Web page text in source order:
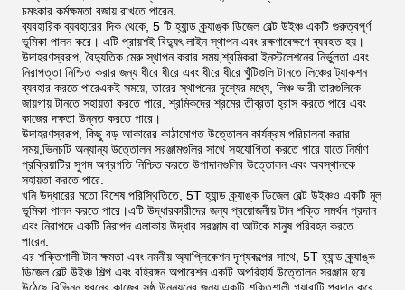
চমৎকার কর্মক্ষমতা বজায় রাখতে পারেন.
ব্যবহারিক ব্যবহারের দিক থেকে, 5 টি হ্যান্ড ক্র্যাঙ্ক ডিজেল বেল্ট উইঞ্চ একটি গুরুত্বপূর্ণ
ভূমিকা পালন করে। এটি প্রায়শই বিদ্যুৎ লাইন স্থাপন এবং রক্ষণাবেক্ষণে ব্যবহৃত হয়।
উদাহরণস্বরূপ, বৈদ্যুতিক মেরু স্থাপন করার সময়,শ্রমিকরা ইনস্টলেশনের নির্ভুলতা এবং
নিরাপত্তা নিশ্চিত করার জন্য ধীরে ধীরে এবং ধীরে ধীরে খুঁটিগুলি টানতে লিঞ্চের ট্যাকশন
ব্যবহার করতে পারেএকই সময়ে, তারের স্থাপনের দৃশ্যের মধ্যে, লিঞ্চ ভারী তারগুলিকে
জায়গায় টানতে সহায়তা করতে পারে, শ্রমিকদের শ্রমের তীব্রতা হ্রাস করতে পারে এবং
কাজের দক্ষতা উন্নত করতে পারে।
উদাহরণস্বরূপ, কিছু বড় আকারের কাঠামোগত উত্তোলন কার্যক্রম পরিচালনা করার
সময়,ভিনচটি অন্যান্য উত্তোলন সরঞ্জামগুলির সাথে সহযোগিতা করতে পারে যাতে নির্মাণ
প্রক্রিয়াটির সুগম অগ্রগতি নিশ্চিত করতে উপাদানগুলির উত্তোলন এবং অবস্থানকে
সহায়তা করতে পারে.
খনি উদ্ধারের মতো বিশেষ পরিস্থিতিতে, 5T হ্যান্ড ক্র্যাঙ্ক ডিজেল বেল্ট উইঞ্চও একটি মূল
ভূমিকা পালন করতে পারে।এটি উদ্ধারকারীদের জন্য প্রয়োজনীয় টান শক্তি সমর্থন প্রদান
এবং নিরাপদে একটি নিরাপদ এলাকায় উদ্ধার সরঞ্জাম বা আটকে মানুষ পরিবহন করতে
পারেন.
এর শক্তিশালী টান ক্ষমতা এবং নমনীয় অ্যাপ্লিকেশন দৃশ্যকল্পের সাথে, 5T হ্যান্ড ক্র্যাঙ্ক
ডিজেল বেল্ট উইঞ্চ শিল্প এবং বহিরঙ্গন অপারেশন একটি অপরিহার্য উত্তোলন সরঞ্জাম হয়ে